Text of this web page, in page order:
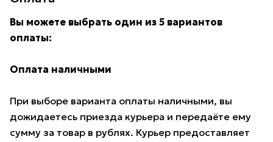
Вы можете выбрать один из 5 вариантов
оплаты:
Оплата наличными
При выборе варианта оплаты наличными, вы
дожидаетесь приезда курьера и передаёте ему
сумму за товар в рублях. Курьер предоставляет